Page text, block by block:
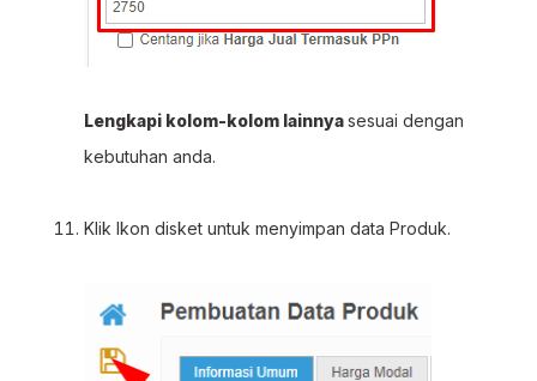
Lengkapi kolom-kolom lainnyasesuai dengan
kebutuhan anda.
Klik Ikon disket untuk menyimpan data Produk.